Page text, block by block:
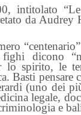
intitolato “Le
da
dicono
lo spirito, le
Basti pensare
(uno dei
legale,
e